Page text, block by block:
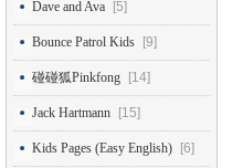
Dave and Ava [5]
Bounce Patrol Kids [9]
碰碰狐Pinkfong [14]
Jack Hartmann [15]
Kids Pages (Easy English) [6]